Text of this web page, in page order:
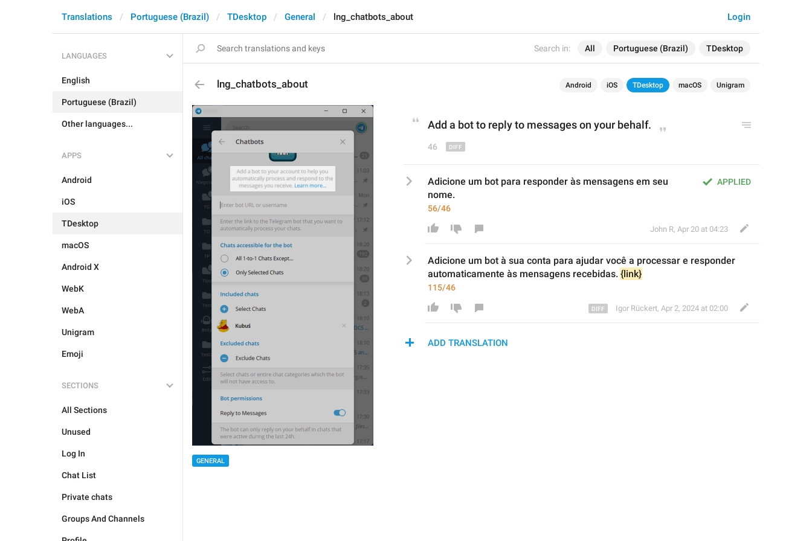
Search in: All Portuguese (Brazil) TDesktop
Login
Translations Portuguese (Brazil) TDesktop General lng_chatbots_about
LANGUAGES
English
Portuguese (Brazil)
Other languages...
APPS
Android
iOS
TDesktop
macOS
Android X
WebK
WebA
Unigram
Emoji
SECTIONS
All Sections
Unused
Log In
Chat List
Private chats
Groups And Channels
lng_chatbots_about Android iOS TDesktop macOS Unigram
GENERAL
Add a bot to reply to messages on your behalf.
46
APPLIED
Adicione um bot para responder às mensagens em seu
nome.
56/46
John R, Apr 20 at 04:23
Adicione um bot à sua conta para ajudar você a processar e responder
automaticamente às mensagens recebidas. {link}
115/46
Igor Rückert, Apr 2, 2024 at 02:00
ADD TRANSLATION